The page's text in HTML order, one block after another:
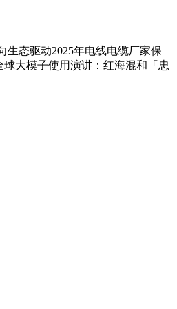
态驱动2025年电线电缆厂家保
球大模子使用演讲：红海混和「忠